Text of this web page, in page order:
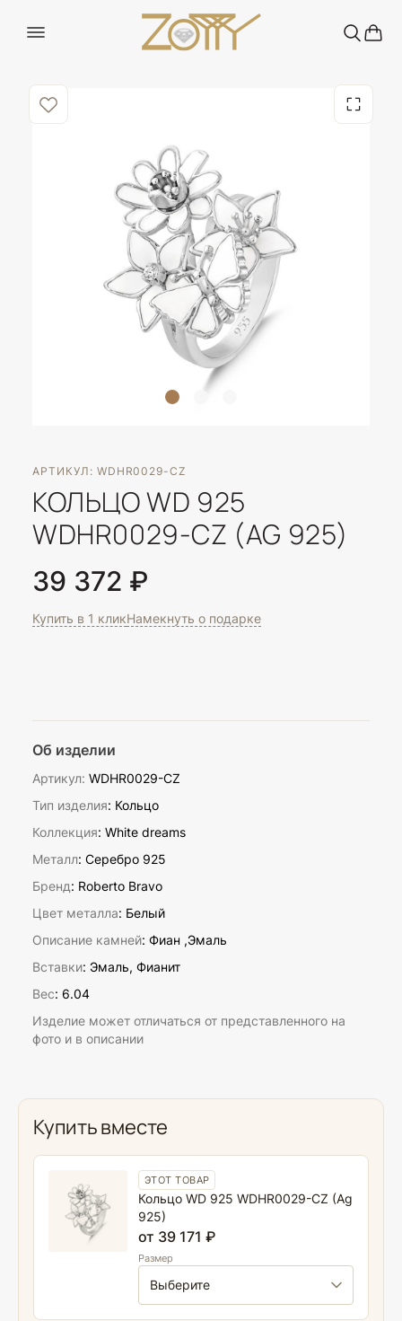
АРТИКУЛ: WDHR0029-CZ
КОЛЬЦО WD 925
WDHR0029-CZ (AG 925)
39 372 ₽
Купить в 1 кликНамекнуть о подарке
Об изделии
Артикул: WDHR0029-CZ
Тип изделия: Кольцо
Коллекция: White dreams
Металл: Серебро 925
Бренд: Roberto Bravo
Цвет металла: Белый
Описание камней: Фиан ,Эмаль
Вставки: Эмаль, Фианит
Вес: 6.04
Изделие может отличаться от представленного на
фото и в описании
Купить вместе
ЭТОТ ТОВАР
Кольцо WD 925 WDHR0029-CZ (Ag
925)
от 39 171 ₽
Размер